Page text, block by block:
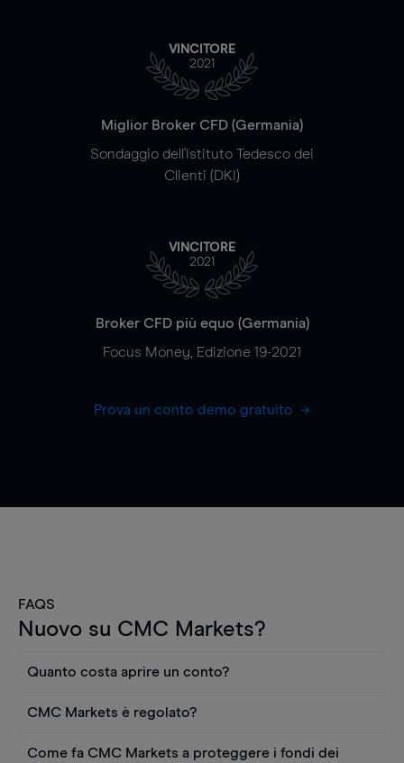
VINCITORE
2021
Miglior Broker CFD (Germania)
Sondaggio dell'Istituto Tedesco dei
Clienti (DKI)
VINCITORE
2021
Broker CFD più equo (Germania)
Focus Money, Edizione 19-2021
Prova un conto demo gratuito
FAQS
Nuovo su CMC Markets?
Quanto costa aprire un conto?
Puoi anche visualizzare gratuitamente i prezzi e
utilizzare strumenti come grafici, notizie Reuters
CMC Markets è regolato?
Come fa CMC Markets a proteggere i fondi dei